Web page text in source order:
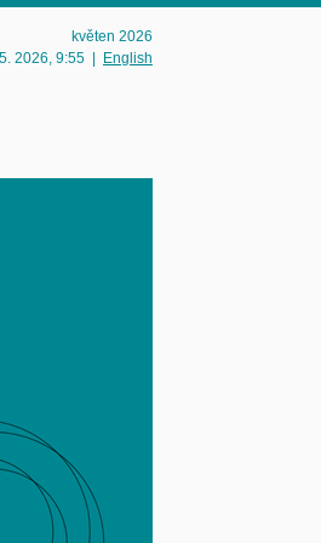
květen 2026
2026, 9:55 English